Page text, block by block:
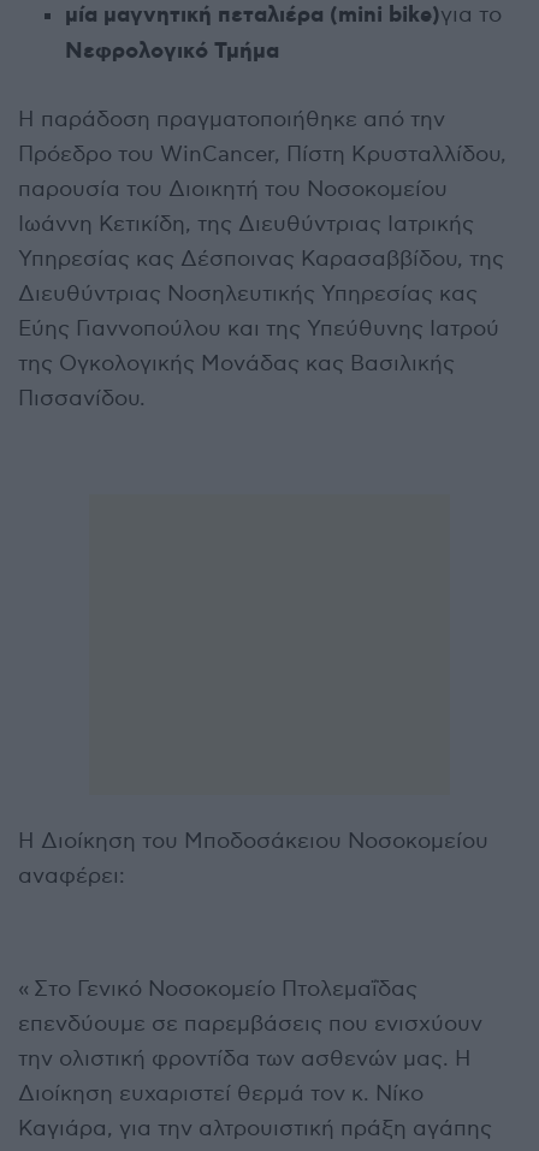
μία μαγνητική πεταλιέρα (mini bike)για το
Νεφρολογικό Τμήμα
Η παράδοση πραγματοποιήθηκε από την
Πρόεδρο του WinCancer, Πίστη Κρυσταλλίδου,
παρουσία του Διοικητή του Νοσοκομείου
Ιωάννη Κετικίδη, της Διευθύντριας Ιατρικής
Υπηρεσίας κας Δέσποινας Καρασαββίδου, της
Διευθύντριας Νοσηλευτικής Υπηρεσίας κας
Εύης Γιαννοπούλου και της Υπεύθυνης Ιατρού
της Ογκολογικής Μονάδας κας Βασιλικής
Πισσανίδου.
Η Διοίκηση του Μποδοσάκειου Νοσοκομείου
αναφέρει:
« Στο Γενικό Νοσοκομείο Πτολεμαΐδας
επενδύουμε σε παρεμβάσεις που ενισχύουν
την ολιστική φροντίδα των ασθενών μας. Η
Διοίκηση ευχαριστεί θερμά τον κ. Νίκο
Καγιάρα, για την αλτρουιστική πράξη αγάπης